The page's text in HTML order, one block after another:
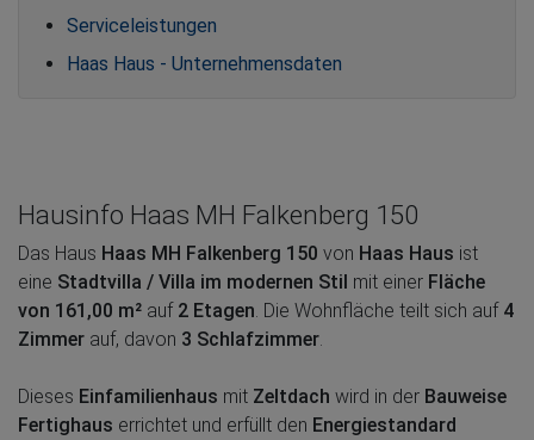
Serviceleistungen
Haas Haus - Unternehmensdaten
Hausinfo Haas MH Falkenberg 150
Das Haus Haas MH Falkenberg 150 von Haas Haus ist
eine Stadtvilla / Villa im modernen Stil mit einer Fläche
von 161,00 m² auf 2 Etagen . Die Wohnfläche teilt sich auf 4
Zimmer auf, davon 3 Schlafzimmer
Dieses Einfamilienhaus mit Zeltdach wird in der Bauweise
Fertighaus errichtet und erfüllt den Energiestandard